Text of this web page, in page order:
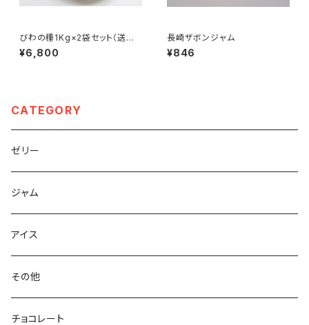
びわの種1Kg×2袋セット（送料
込み）※冷凍でお届けいたしま
す
¥6,800
長崎ザボンジャム
¥846
CATEGORY
ゼリー
ジャム
アイス
その他
チョコレート